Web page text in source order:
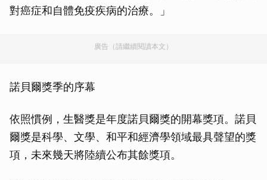
對癌症和自體免疫疾病的治療。」
廣告（請繼續閱讀本文）
諾貝爾獎季的序幕
依照慣例，生醫獎是年度諾貝爾獎的開幕獎項。諾貝
爾獎是科學、文學、和平和經濟學領域最具聲望的獎
項，未來幾天將陸續公布其餘獎項。